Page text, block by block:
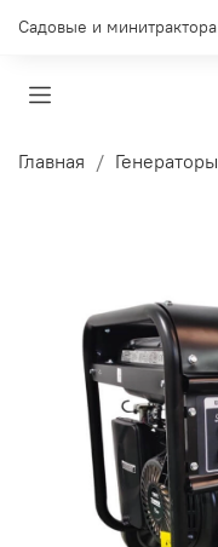
Садовые и минитрактора
Главная Генераторы